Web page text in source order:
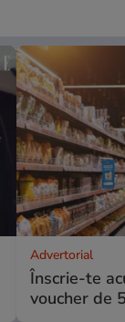
Advertorial
Înscrie-te
voucher de